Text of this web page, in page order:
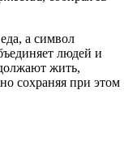
а символ
людей и
жить,
сохраняя при этом